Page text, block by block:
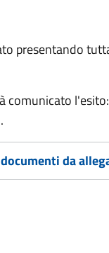
presentando
comunicato
da